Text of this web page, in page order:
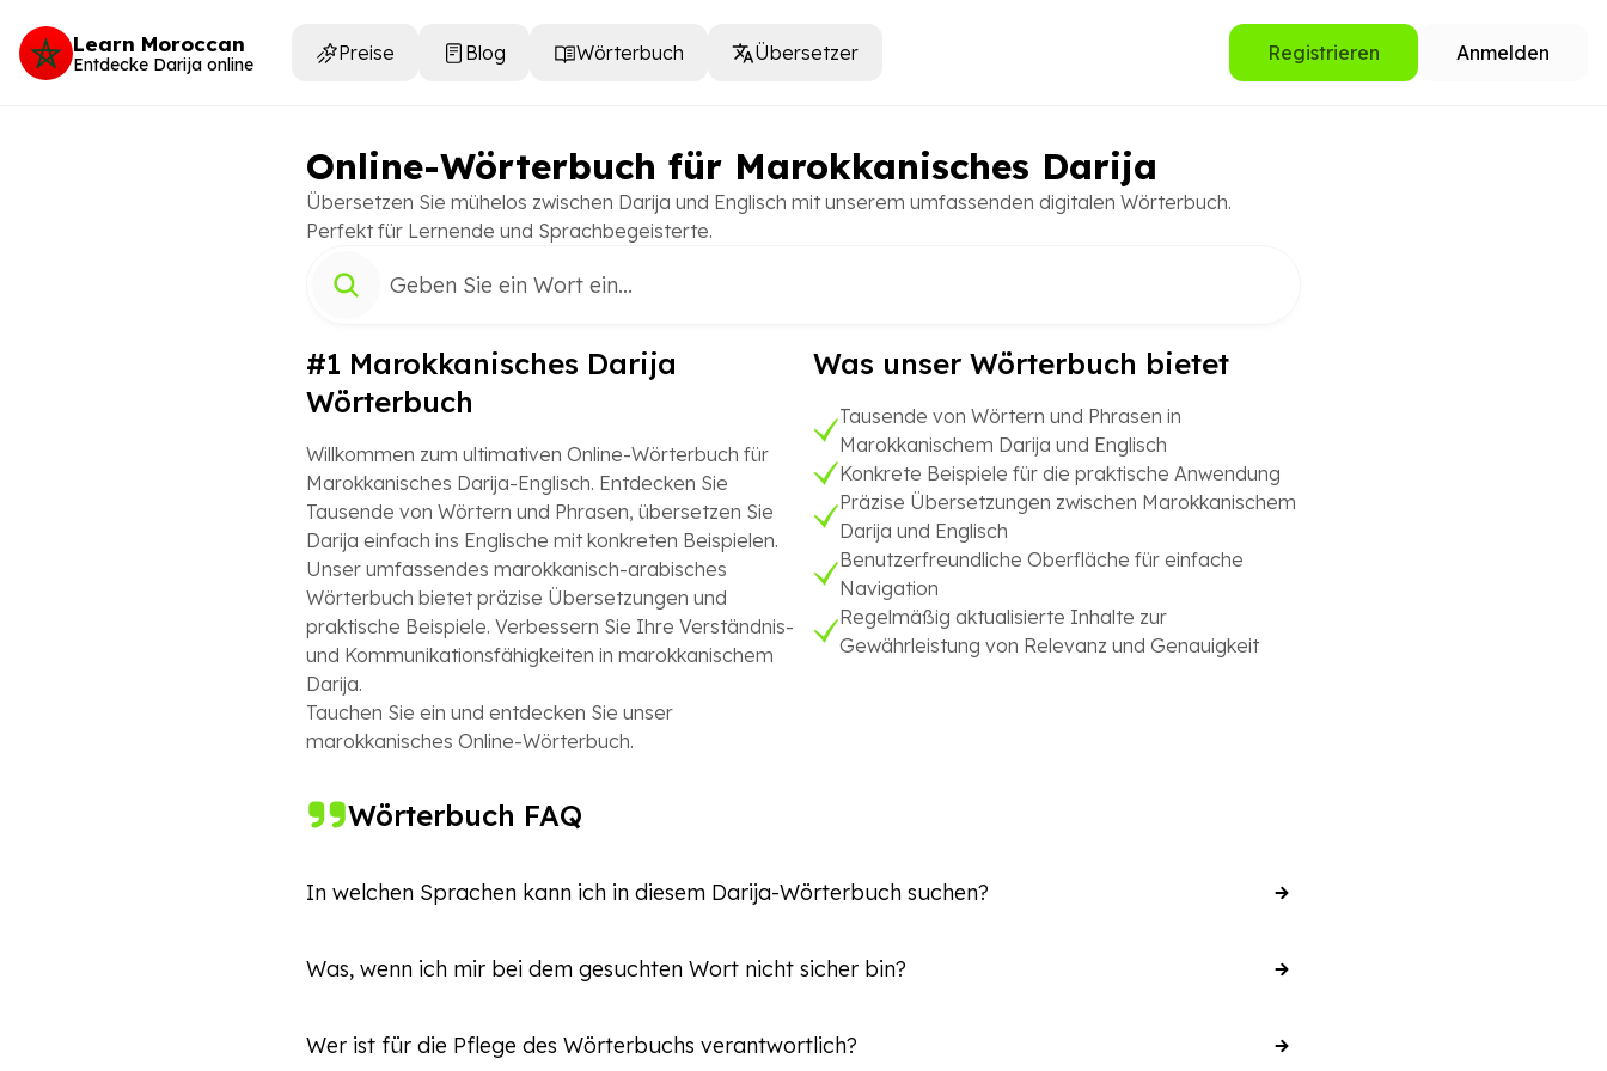
Learn Moroccan
Entdecke Darija online Preise Blog Wörterbuch Übersetzer Registrieren Anmelden
Online-Wörterbuch für Marokkanisches Darija
Übersetzen Sie mühelos zwischen Darija und Englisch mit unserem umfassenden digitalen Wörterbuch.
Perfekt für Lernende und Sprachbegeisterte.
#1 Marokkanisches Darija
Wörterbuch
Willkommen zum ultimativen Online-Wörterbuch für
Marokkanisches Darija-Englisch. Entdecken Sie
Tausende von Wörtern und Phrasen, übersetzen Sie
Darija einfach ins Englische mit konkreten Beispielen.
Unser umfassendes marokkanisch-arabisches
Wörterbuch bietet präzise Übersetzungen und
praktische Beispiele. Verbessern Sie Ihre Verständnis-
und Kommunikationsfähigkeiten in marokkanischem
Darija.
Tauchen Sie ein und entdecken Sie unser
marokkanisches Online-Wörterbuch.
Was unser Wörterbuch bietet
Tausende von Wörtern und Phrasen in
Marokkanischem Darija und Englisch
Konkrete Beispiele für die praktische Anwendung
Präzise Übersetzungen zwischen Marokkanischem
Darija und Englisch
Benutzerfreundliche Oberfläche für einfache
Navigation
Regelmäßig aktualisierte Inhalte zur
Gewährleistung von Relevanz und Genauigkeit
Wörterbuch FAQ
In welchen Sprachen kann ich in diesem Darija-Wörterbuch suchen?
Sie können auf Englisch oder in lateinischem marokkanischem Arabizi (Darija in lateinischer Schrift) suchen.
Unser Wörterbuch erkennt beide Eingabemethoden.
Was, wenn ich mir bei dem gesuchten Wort nicht sicher bin?
Während der Eingabe eines Wortes erscheint das Vorschlagsmenü. Selbst wenn das Wort falsch
geschrieben ist, versuchen unsere Algorithmen, die relevantesten Treffer anzuzeigen. Vorschläge in
Wer ist für die Pflege des Wörterbuchs verantwortlich?